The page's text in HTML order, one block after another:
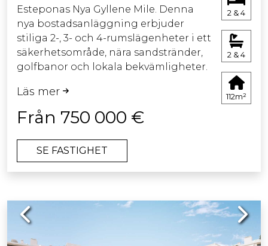
Esteponas Nya Gyllene Mile. Denna
nya bostadsanläggning erbjuder
stiliga 2-, 3- och 4-rumslägenheter i ett
säkerhetsområde, nära sandstränder,
golfbanor och lokala bekvämligheter.
funktionalitet och hållbarhet med
eleganta interiörer och rymliga
terrasser. Invånarna njuter av enkel
tillgång till fritidsaktiviteter och en
bekväm, avslappnad livsstil. Upptäck
Läs mer
Från 750 000 €
SE FASTIGHET
2 & 4
2 & 4
112m²
Previous Next